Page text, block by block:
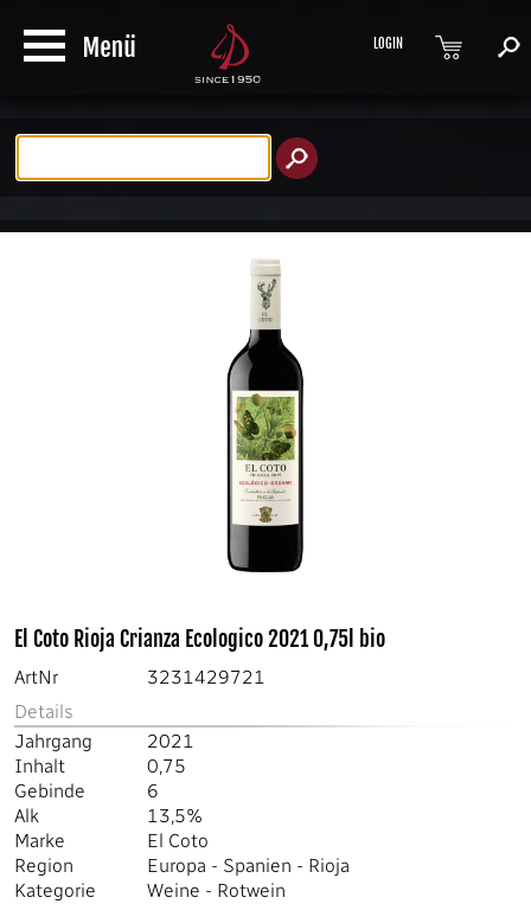
LOGIN
El Coto Rioja Crianza Ecologico 2021 0,75l bio
ArtNr
3231429721
Details
Jahrgang
2021
Inhalt
0,75
Gebinde
6
Alk
13,5%
Marke
El Coto
Region
Europa - Spanien - Rioja
Kategorie
Weine - Rotwein